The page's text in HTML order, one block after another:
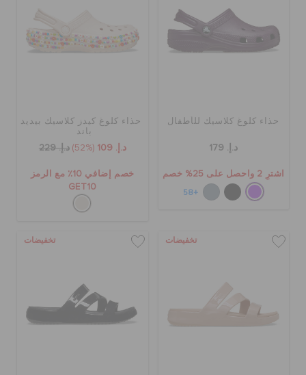
حذاء كلوغ كلاسيك للأطفال
د.إ. 179
اشترِ 2 واحصل على 25% خصم
+58
حذاء كلوغ كيدز كلاسيك بيديد
باند
د.إ. 109 (52%) د.إ. 229
خصم إضافي 10٪ مع الرمز
GET10
تخفيضات تخفيضات